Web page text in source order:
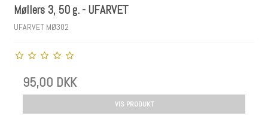
Møllers 3, 50 g. - UFARVET
UFARVET MØ302
95,00 DKK
VIS PRODUKT